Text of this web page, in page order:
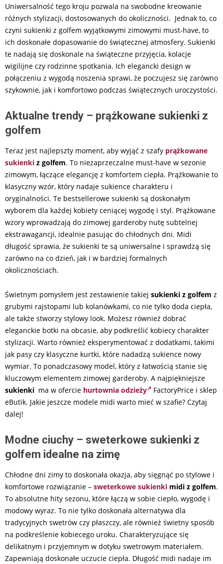
Uniwersalność tego kroju pozwala na swobodne kreowanie
różnych stylizacji, dostosowanych do okoliczności. Jednak to, co
czyni sukienki z golfem wyjątkowymi zimowymi must-have, to
ich doskonałe dopasowanie do świątecznej atmosfery. Sukienki
te nadają się doskonale na świąteczne przyjęcia, kolacje
wigilijne czy rodzinne spotkania. Ich elegancki design w
połączeniu z wygodą noszenia sprawi, że poczujesz się zarówno
szykownie, jak i komfortowo podczas świątecznych uroczystości.
Aktualne trendy – prążkowane sukienki z
golfem
Teraz jest najlepszty moment, aby wyjąć z szafy prążkowane
sukienki z golfem. To niezaprzeczalne must-have w sezonie
zimowym, łączące elegancję z komfortem ciepła. Prążkowanie to
klasyczny wzór, który nadaje sukience charakteru i
oryginalności. Te bestsellerowe sukienki są doskonałym
wyborem dla każdej kobiety ceniącej wygodę i styl. Prążkowane
wzory wprowadzają do zimowej garderoby nutę subtelnej
ekstrawagancji, idealnie pasując do chłodnych dni. Midi
długość sprawia, że sukienki te są uniwersalne i sprawdzą się
zarówno na co dzień, jak i w bardziej formalnych
okolicznościach.
Świetnym pomysłem jest zestawienie takiej sukienki z golfem z
grubymi rajstopami lub kolanówkami, co nie tylko doda ciepła,
ale także stworzy stylowy look. Możesz również dobrać
eleganckie botki na obcasie, aby podkreślić kobiecy charakter
stylizacji. Warto również eksperymentować z dodatkami, takimi
jak pasy czy klasyczne kurtki, które nadadzą sukience nowy
wymiar. To ponadczasowy model, który z łatwością stanie się
kluczowym elementem zimowej garderoby. A najpiękniejsze
sukienki ma w ofercie hurtownia odzieży
FactoryPrice i sklep
eButik. Jakie jeszcze modele midi warto mieć w szafie? Czytaj
dalej!
Modne ciuchy – sweterkowe sukienki z
golfem idealne na zimę
Chłodne dni zimy to doskonała okazja, aby sięgnąć po stylowe i
komfortowe rozwiązanie – sweterkowe sukienki midi z golfem.
To absolutne hity sezonu, które łączą w sobie ciepło, wygodę i
modowy wyraz. To nie tylko doskonała alternatywa dla
tradycyjnych swetrów czy płaszczy, ale również świetny sposób
na podkreślenie kobiecego uroku. Charakteryzujące się
delikatnym i przyjemnym w dotyku swetrowym materiałem.
Zapewniają doskonałe uczucie ciepła. Długość midi nadaje im